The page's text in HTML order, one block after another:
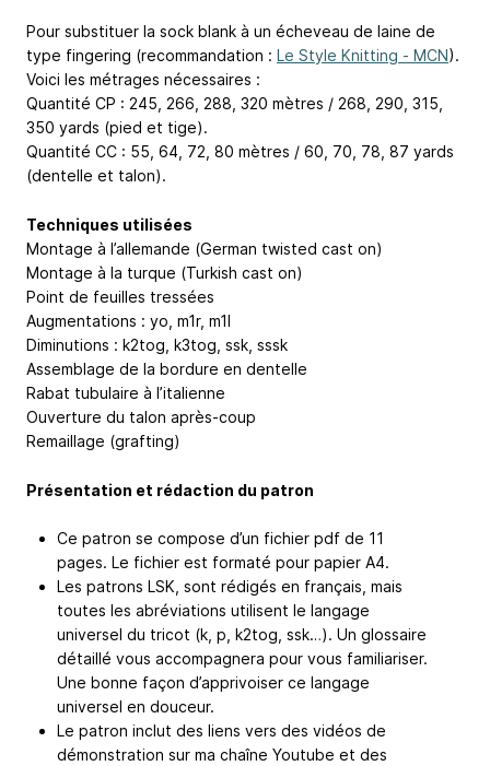
Pour substituer la sock blank à un écheveau de laine de
type fingering (recommandation : Le Style Knitting - MCN).
Voici les métrages nécessaires :
Quantité CP : 245, 266, 288, 320 mètres / 268, 290, 315,
350 yards (pied et tige).
Quantité CC : 55, 64, 72, 80 mètres / 60, 70, 78, 87 yards
(dentelle et talon).
Techniques utilisées
Montage à l’allemande (German twisted cast on)
Montage à la turque (Turkish cast on)
Point de feuilles tressées
Augmentations : yo, m1r, m1l
Diminutions : k2tog, k3tog, ssk, sssk
Assemblage de la bordure en dentelle
Rabat tubulaire à l’italienne
Ouverture du talon après-coup
Remaillage (grafting)
Présentation et rédaction du patron
Ce patron se compose d’un fichier pdf de 11
pages. Le fichier est formaté pour papier A4.
Les patrons LSK, sont rédigés en français, mais
toutes les abréviations utilisent le langage
universel du tricot (k, p, k2tog, ssk…). Un glossaire
détaillé vous accompagnera pour vous familiariser.
Une bonne façon d’apprivoiser ce langage
universel en douceur.
Le patron inclut des liens vers des vidéos de
démonstration sur ma chaîne Youtube et des